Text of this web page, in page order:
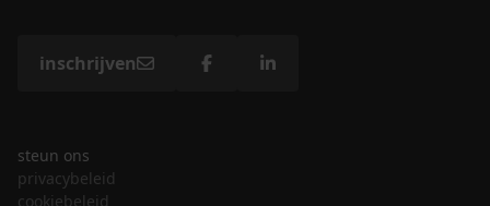
inschrijven
steun ons
privacybeleid
cookiebeleid